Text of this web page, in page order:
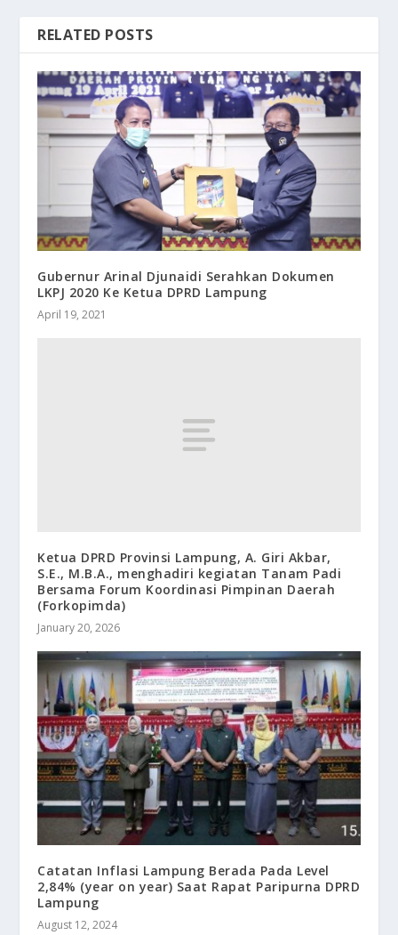
RELATED POSTS
Gubernur Arinal Djunaidi Serahkan Dokumen
LKPJ 2020 Ke Ketua DPRD Lampung
April 19, 2021
Ketua DPRD Provinsi Lampung, A. Giri Akbar,
S.E., M.B.A., menghadiri kegiatan Tanam Padi
Bersama Forum Koordinasi Pimpinan Daerah
(Forkopimda)
January 20, 2026
Catatan Inflasi Lampung Berada Pada Level
2,84% (year on year) Saat Rapat Paripurna DPRD
Lampung
August 12, 2024